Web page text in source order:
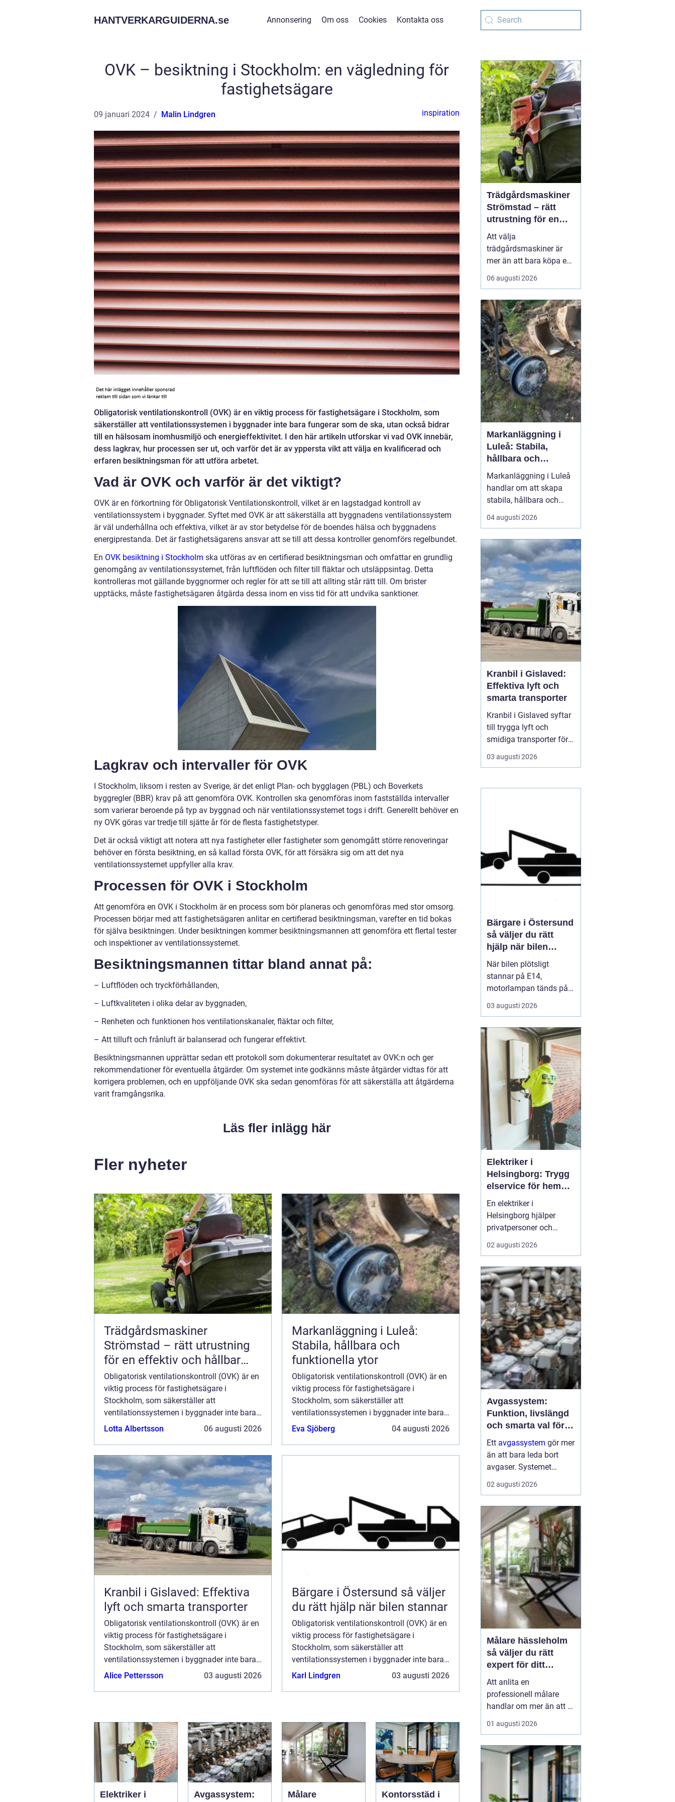
HANTVERKARGUIDERNA.se Annonsering Om oss Cookies Kontakta oss
OVK – besiktning i Stockholm: en vägledning för
fastighetsägare
09 januari 2024 Malin Lindgren inspiration
Obligatorisk ventilationskontroll (OVK) är en viktig process för fastighetsägare i Stockholm, som
säkerställer att ventilationssystemen i byggnader inte bara fungerar som de ska, utan också bidrar
till en hälsosam inomhusmiljö och energieffektivitet. I den här artikeln utforskar vi vad OVK innebär,
dess lagkrav, hur processen ser ut, och varför det är av yppersta vikt att välja en kvalificerad och
erfaren besiktningsman för att utföra arbetet.
Vad är OVK och varför är det viktigt?
OVK är en förkortning för Obligatorisk Ventilationskontroll, vilket är en lagstadgad kontroll av
ventilationssystem i byggnader. Syftet med OVK är att säkerställa att byggnadens ventilationssystem
är väl underhållna och effektiva, vilket är av stor betydelse för de boendes hälsa och byggnadens
energiprestanda. Det är fastighetsägarens ansvar att se till att dessa kontroller genomförs regelbundet.
En OVK besiktning i Stockholm ska utföras av en certifierad besiktningsman och omfattar en grundlig
genomgång av ventilationssystemet, från luftflöden och filter till fläktar och utsläppsintag. Detta
kontrolleras mot gällande byggnormer och regler för att se till att allting står rätt till. Om brister
upptäcks, måste fastighetsägaren åtgärda dessa inom en viss tid för att undvika sanktioner.
Lagkrav och intervaller för OVK
I Stockholm, liksom i resten av Sverige, är det enligt Plan- och bygglagen (PBL) och Boverkets
byggregler (BBR) krav på att genomföra OVK. Kontrollen ska genomföras inom fastställda intervaller
som varierar beroende på typ av byggnad och när ventilationssystemet togs i drift. Generellt behöver en
ny OVK göras var tredje till sjätte år för de flesta fastighetstyper.
Det är också viktigt att notera att nya fastigheter eller fastigheter som genomgått större renoveringar
behöver en första besiktning, en så kallad första OVK, för att försäkra sig om att det nya
ventilationssystemet uppfyller alla krav.
Processen för OVK i Stockholm
Att genomföra en OVK i Stockholm är en process som bör planeras och genomföras med stor omsorg.
Processen börjar med att fastighetsägaren anlitar en certifierad besiktningsman, varefter en tid bokas
för själva besiktningen. Under besiktningen kommer besiktningsmannen att genomföra ett flertal tester
och inspektioner av ventilationssystemet.
Besiktningsmannen tittar bland annat på:
– Luftflöden och tryckförhållanden,
– Luftkvaliteten i olika delar av byggnaden,
– Renheten och funktionen hos ventilationskanaler, fläktar och filter,
– Att tilluft och frånluft är balanserad och fungerar effektivt.
Besiktningsmannen upprättar sedan ett protokoll som dokumenterar resultatet av OVK:n och ger
rekommendationer för eventuella åtgärder. Om systemet inte godkänns måste åtgärder vidtas för att
korrigera problemen, och en uppföljande OVK ska sedan genomföras för att säkerställa att åtgärderna
varit framgångsrika.
Läs fler inlägg här
Fler nyheter
Trädgårdsmaskiner
Strömstad – rätt utrustning
för en effektiv och hållbar
trädgård
Obligatorisk ventilationskontroll (OVK) är en
viktig process för fastighetsägare i
Stockholm, som säkerställer att
ventilationssystemen i byggnader inte bara
fungerar som de ska, utan också bidrar till
Lotta Albertsson 06 augusti 2026
Markanläggning i Luleå:
Stabila, hållbara och
funktionella ytor
Obligatorisk ventilationskontroll (OVK) är en
viktig process för fastighetsägare i
Stockholm, som säkerställer att
ventilationssystemen i byggnader inte bara
fungerar som de ska, utan också bidrar till
Eva Sjöberg 04 augusti 2026
Kranbil i Gislaved: Effektiva
lyft och smarta transporter
Obligatorisk ventilationskontroll (OVK) är en
viktig process för fastighetsägare i
Stockholm, som säkerställer att
ventilationssystemen i byggnader inte bara
fungerar som de ska, utan också bidrar till
Alice Pettersson 03 augusti 2026
Bärgare i Östersund så väljer
du rätt hjälp när bilen stannar
Obligatorisk ventilationskontroll (OVK) är en
viktig process för fastighetsägare i
Stockholm, som säkerställer att
ventilationssystemen i byggnader inte bara
fungerar som de ska, utan också bidrar till
Karl Lindgren 03 augusti 2026
Elektriker i
Avgassystem:
Målare
Kontorsstäd i
Trädgårdsmaskiner
Strömstad – rätt
utrustning för en
effektiv och hållbar
trädgård
Att välja
trädgårdsmaskiner är
mer än att bara köpa en
gräsklippare eller en
trimmer. För den som
med kustklimat,
kuperade tomter och
mycket sten, spelar
lokala förhålland...
06 augusti 2026
Markanläggning i
Luleå: Stabila,
hållbara och
funktionella ytor
Markanläggning i Luleå
handlar om att skapa
stabila, hållbara och
funktionella ytor för
bostäder, vägar,
ledningar i ett klimat
som ställer höga krav på
både planering och ut...
04 augusti 2026
Kranbil i Gislaved:
Effektiva lyft och
smarta transporter
Kranbil i Gislaved syftar
till trygga lyft och
smidiga transporter för
både privatpersoner och
företag i
tunga byggmaterial,
03 augusti 2026
Bärgare i Östersund
så väljer du rätt
hjälp när bilen
stannar
När bilen plötsligt
stannar på E14,
motorlampan tänds på
väg hem från fjällen eller
en tung lastbil fastnar i
minuter kännas som
timmar. En
pålitlig
bärgare Östersund blir...
03 augusti 2026
Elektriker i
Helsingborg: Trygg
elservice för hem
och företag
En elektriker i
Helsingborg hjälper
privatpersoner och
företag med trygg, säker
och effektiv elservice.
enkla reparationer och
byte av uttag till
kompletta
elinstallationer,
felsökning vid akuta
fel,...
02 augusti 2026
Avgassystem:
Funktion, livslängd
och smarta val för
bilägare
Ett avgassystem gör mer
än att bara leda bort
avgaser. Systemet
dämpar ljud, minskar
skadliga utsläpp och
passagerare. När
avgassystemet fungerar
som det ...
02 augusti 2026
Målare hässleholm
så väljer du rätt
expert för ditt
måleriprojekt
Att anlita en
professionell målare
handlar om mer än att få
nya färger på väggarna.
En kunnig hantverkare
på husets ytor, höja
värdet på bostaden och
skapa miljöer som
känns både lugna och
01 augusti 2026